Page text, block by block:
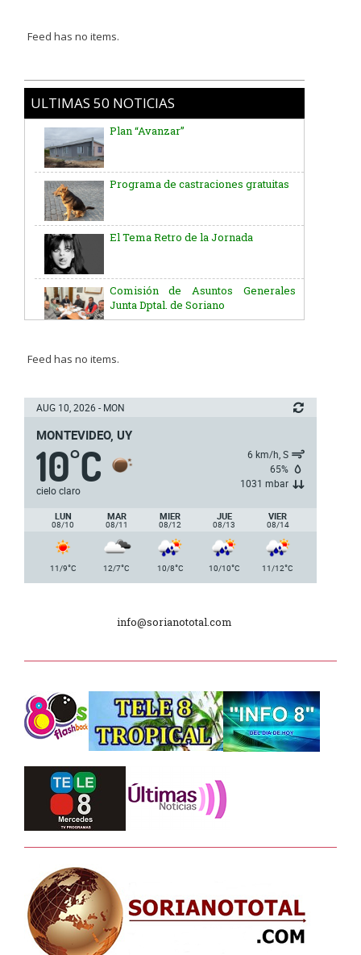
Feed has no items.
ULTIMAS 50 NOTICIAS
Programa de castraciones gratuitas
El Tema Retro de la Jornada
Comisión de Asuntos Generales
Aniversario del Natalicio del Gral.
José G. Artigas
Junta Dptal. de Soriano
5ª y 6ª fecha de los campeonatos
nacionales de AUVO
Plan de Regularización de Adeudos
2025
Dpto. de Higiene de la Intendencia.
Tele 8 Tropical – bloque 01
Tele 8 Tropical – bloque 02
Juramento de Fidelidad al Pabellón
Nacional
Feed has no items.
AUG 10, 2026 - MON
MONTEVIDEO, UY
10°C
cielo claro
6 km/h, S
65%
1031 mbar
LUN
08/10
MAR
08/11
MIER
08/12
JUE
08/13
VIER
08/14
11/9°C 12/7°C 10/8°C 10/10°C 11/12°C
info@sorianototal.com